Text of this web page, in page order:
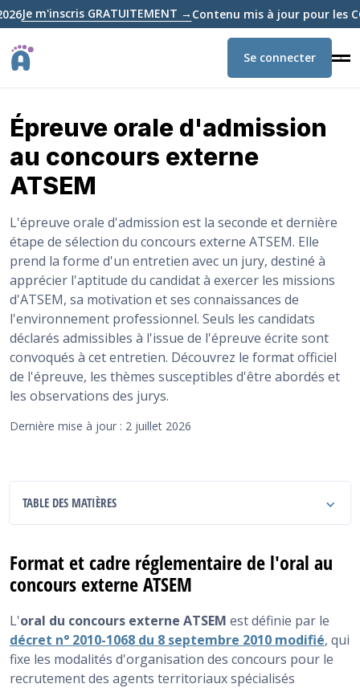
GRATUITEMENT →Contenu mis à jour pour les
Se connecter
Épreuve orale d'admission
au concours externe
ATSEM
L'épreuve orale d'admission est la seconde et dernière
étape de sélection du concours externe ATSEM. Elle
prend la forme d'un entretien avec un jury, destiné à
apprécier l'aptitude du candidat à exercer les missions
d'ATSEM, sa motivation et ses connaissances de
l'environnement professionnel. Seuls les candidats
déclarés admissibles à l'issue de l'épreuve écrite sont
convoqués à cet entretien. Découvrez le format officiel
de l'épreuve, les thèmes susceptibles d'être abordés et
les observations des jurys.
Dernière mise à jour : 2 juillet 2026
TABLE DES MATIÈRES
externe ATSEM
Le déroulement de l'entretien à l'oral du concours
Thèmes à l'oral concours externe ATSEM
Ce qu'évalue le jury au-delà des connaissances
Format et cadre réglementaire de l'oral au
concours externe ATSEM
L'oral du concours externe ATSEM est définie par le
décret n° 2010-1068 du 8 septembre 2010 modifié, qui
fixe les modalités d'organisation des concours pour le
recrutement des agents territoriaux spécialisés